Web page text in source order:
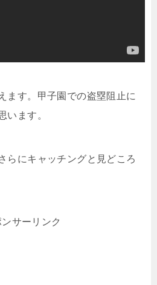
ます。甲子園での盗塁阻止に
います。
らにキャッチングと見どころ
ンサーリンク